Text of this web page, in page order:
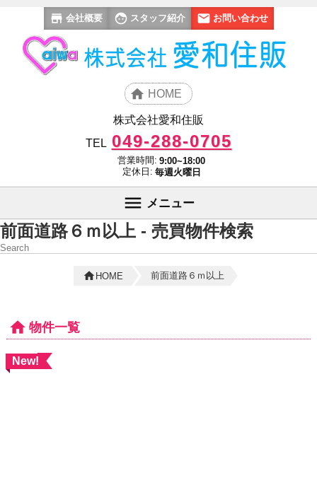
会社概要 スタッフ紹介 お問い合わせ
HOME
株式会社愛和住販
TEL 049-288-0705
営業時間: 9:00~18:00
定休日: 毎週火曜日
メニュー
前面道路６ｍ以上 - 売買物件検索
Search
HOME 前面道路６ｍ以上
物件一覧
New!